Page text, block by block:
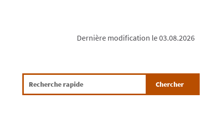
Dernière modification le 03.08.2026